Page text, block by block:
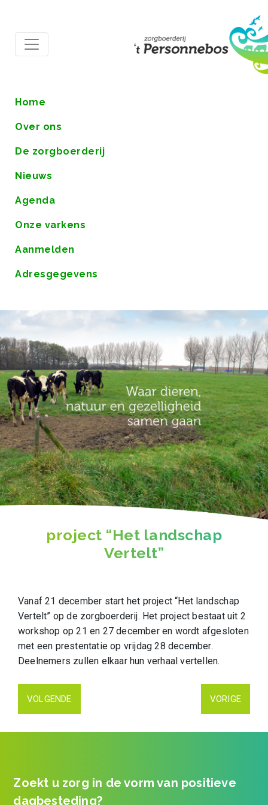
Home
Over ons
De zorgboerderij
Nieuws
Agenda
Onze varkens
Aanmelden
Adresgegevens
project “Het landschap
Vertelt”
Vanaf 21 december start het project “Het landschap
Vertelt” op de zorgboerderij. Het project bestaat uit 2
workshop op 21 en 27 december en wordt afgesloten
met een prestentatie op vrijdag 28 december.
Deelnemers zullen elkaar hun verhaal vertellen.
VOLGENDE VORIGE
Zoekt u zorg in de vorm van positieve
dagbesteding?